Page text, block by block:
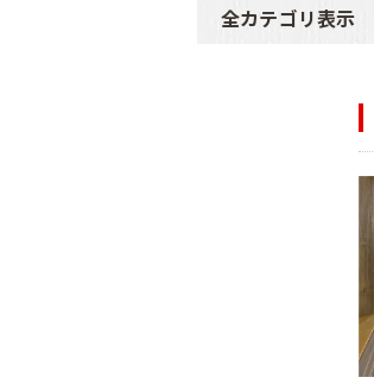
全カテゴリ表示